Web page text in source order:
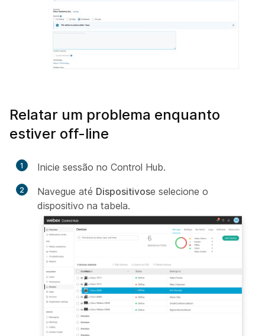
Relatar um problema enquanto
estiver off-line
1 Inicie sessão no Control Hub.
2 Navegue até Dispositivose selecione o
dispositivo na tabela.